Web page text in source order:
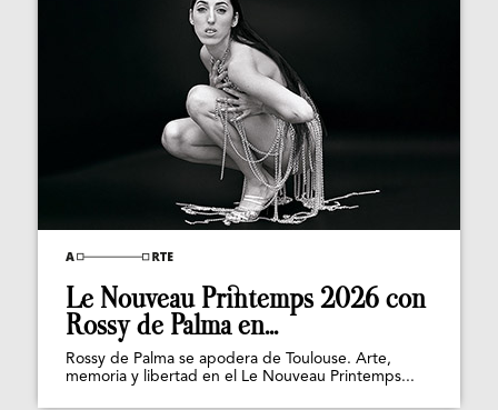
Le Nouveau Printemps 2026 con
Rossy de Palma en...
Rossy de Palma se apodera de Toulouse. Arte,
memoria y libertad en el Le Nouveau Printemps...